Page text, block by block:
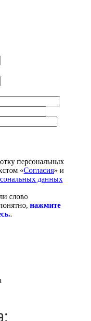
персональных
«Согласия» и
данных
слово
нажмите
.